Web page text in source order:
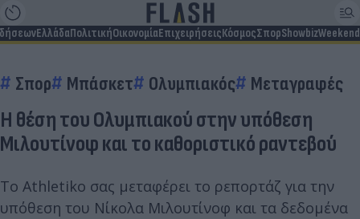
ΕλλάδαΠολιτικήΟικονομίαΕπιχειρήσειςΚόσμοςΣπορShowbizWeekend
Σπορ Μπάσκετ Ολυμπιακός Μεταγραφές
Η θέση του Ολυμπιακού στην υπόθεση
Μιλουτίνοφ και το καθοριστικό ραντεβού
Το Athletiko σας μεταφέρει το ρεπορτάζ για την
υπόθεση του Νίκολα Μιλουτίνοφ και τα δεδομένα